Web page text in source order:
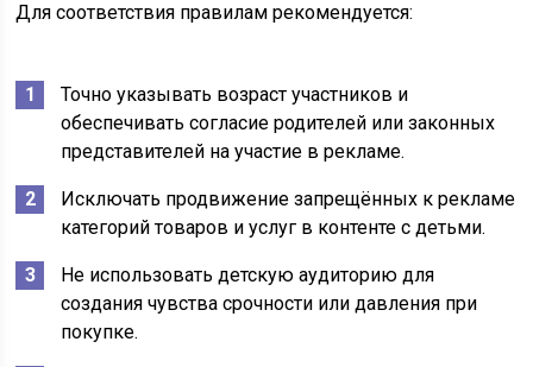
Для соответствия правилам рекомендуется:
Точно указывать возраст участников и
обеспечивать согласие родителей или законных
представителей на участие в рекламе.
Исключать продвижение запрещённых к рекламе
категорий товаров и услуг в контенте с детьми.
Не использовать детскую аудиторию для
создания чувства срочности или давления при
покупке.